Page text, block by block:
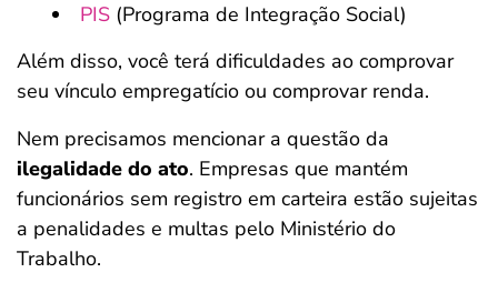
PIS (Programa de Integração Social)
Além disso, você terá dificuldades ao comprovar
seu vínculo empregatício ou comprovar renda.
Nem precisamos mencionar a questão da
ilegalidade do ato. Empresas que mantém
funcionários sem registro em carteira estão sujeitas
a penalidades e multas pelo Ministério do
Trabalho.